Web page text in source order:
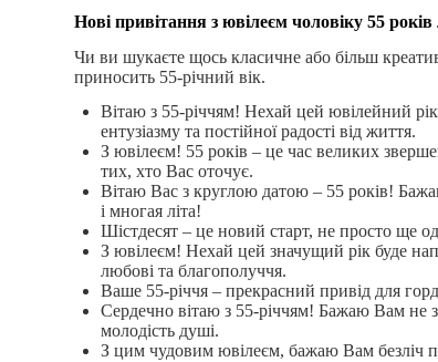
Нові привітання з ювілеєм чоловіку 55
Чи ви шукаєте щось класичне або більш
приносить 55-річний вік.
Вітаю з 55-річчям! Нехай цей ювілейний
ентузіазму та постійної радості від життя.
З ювілеєм! 55 років – це час великих
тих, хто Вас оточує.
Вітаю Вас з круглою датою – 55 років!
і многая літа!
Шістдесят – це новий старт, не просто ще
З ювілеєм! Нехай цей значущий рік буде
любові та благополуччя.
Ваше 55-річчя – прекрасний привід для
Сердечно вітаю з 55-річчям! Бажаю Вам не
молодість душі.
З цим чудовим ювілеєм, бажаю Вам безліч